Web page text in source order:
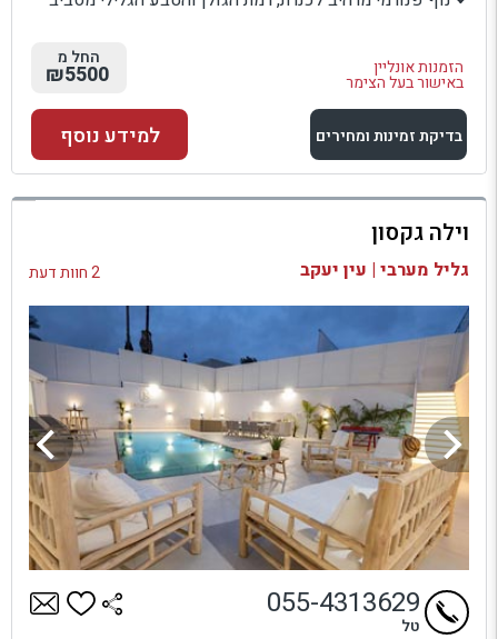
הזמנות אונליין
באישור בעל הצימר
החל מ
₪5500
בדיקת זמינות ומחירים
למתחם זה
בדיקת זמינות ומחירים
למידע נוסף
וילה גקסון
גליל מערבי | עין יעקב 2 חוות דעת
055-4313629
טל